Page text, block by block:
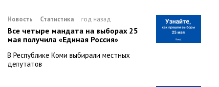
Новость Статистика год назад
Все четыре мандата на выборах 25
мая получила «Единая Россия»
В Республике Коми выбирали местных
депутатов